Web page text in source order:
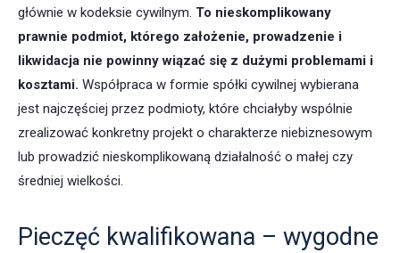
głównie w kodeksie cywilnym. To nieskomplikowany
prawnie podmiot, którego założenie, prowadzenie i
likwidacja nie powinny wiązać się z dużymi problemami i
kosztami. Współpraca w formie spółki cywilnej wybierana
jest najczęściej przez podmioty, które chciałyby wspólnie
zrealizować konkretny projekt o charakterze niebiznesowym
lub prowadzić nieskomplikowaną działalność o małej czy
średniej wielkości.
Pieczęć kwalifikowana – wygodne